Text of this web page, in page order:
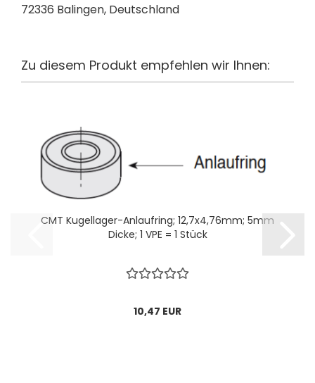
72336 Balingen, Deutschland
Zu diesem Produkt empfehlen wir Ihnen:
CMT Kugellager-Anlaufring; 12,7x4,76mm; 5mm
Dicke; 1 VPE = 1 Stück
10,47 EUR